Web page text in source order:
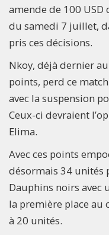
amende de 100
du samedi 7 juillet,
pris ces décisions.
Nkoy, déjà dernier
points, perd ce
avec la suspension
Ceux-ci devraient
Elima.
Avec ces points
désormais 34 unités
Dauphins noirs avec
la première place au
à 20 unités.